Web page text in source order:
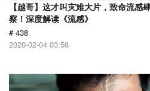
【越哥】这才叫灾难大片，致命流感
察！深度解读《流感》
# 438
2020-02-04 03:58